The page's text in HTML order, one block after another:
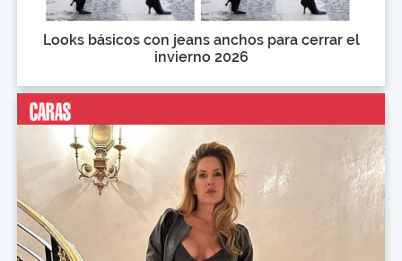
Looks básicos con jeans anchos para cerrar el
invierno 2026